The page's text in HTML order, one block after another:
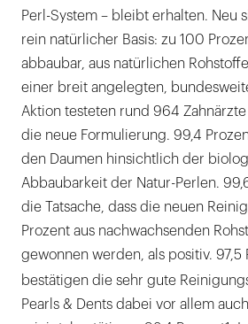
Perl-System – bleibt erhalten. Neu
rein natürlicher Basis: zu 100
abbaubar, aus natürlichen
einer breit angelegten,
Aktion testeten rund 964 Zahnärzte
die neue Formulierung. 99,4
den Daumen hinsichtlich der
Abbaubarkeit der Natur-Perlen.
die Tatsache, dass die neuen
Prozent aus nachwachsenden
gewonnen werden, als positiv. 97,5
bestätigen die sehr gute
Pearls & Dents dabei vor allem